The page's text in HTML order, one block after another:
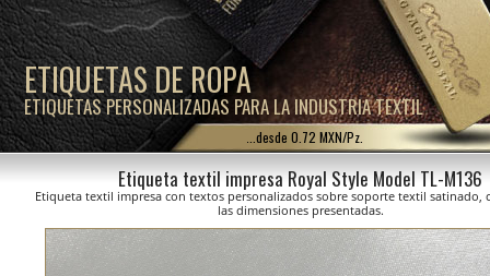
ETIQUETAS DE ROPA
ETIQUETAS PERSONALIZADAS PARA LA INDUSTRIA TEXTIL
...desde 0.72 MXN/Pz.
Etiqueta textil impresa Royal Style Model TL-M136
Etiqueta textil impresa con textos personalizados sobre soporte textil satinado,
las dimensiones presentadas.